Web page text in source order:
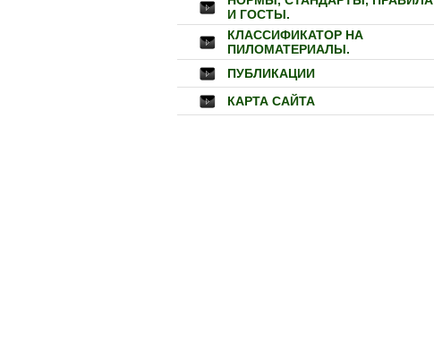
И ГОСТЫ.
КЛАССИФИКАТОР НА
ПИЛОМАТЕРИАЛЫ.
ПУБЛИКАЦИИ
КАРТА САЙТА